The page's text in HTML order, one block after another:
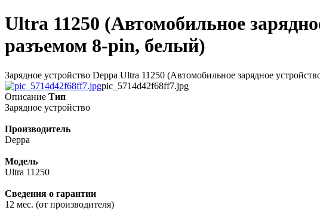
Ultra 11250 (Автомобильное
разъемом 8-pin, белый)
Зарядное устройство Deppa Ultra 11250 (Автомобильное зарядное
pic_5714d42f68ff7.jpg
Описание Тип
Зарядное устройство
Производитель
Deppa
Модель
Ultra 11250
Сведения о гарантии
12 мес. (от производителя)